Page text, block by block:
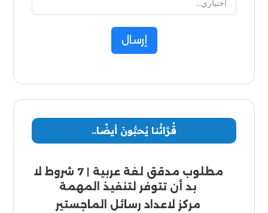
إرسال
قُرَّائُنا يُحبُّونَ أيضًا..
مطلوب مدقق لغة عربية | 7 شروط لا
بد أن تتوفر لتنفيذ المهمة
مركز لاعداد رسائل الماجستير